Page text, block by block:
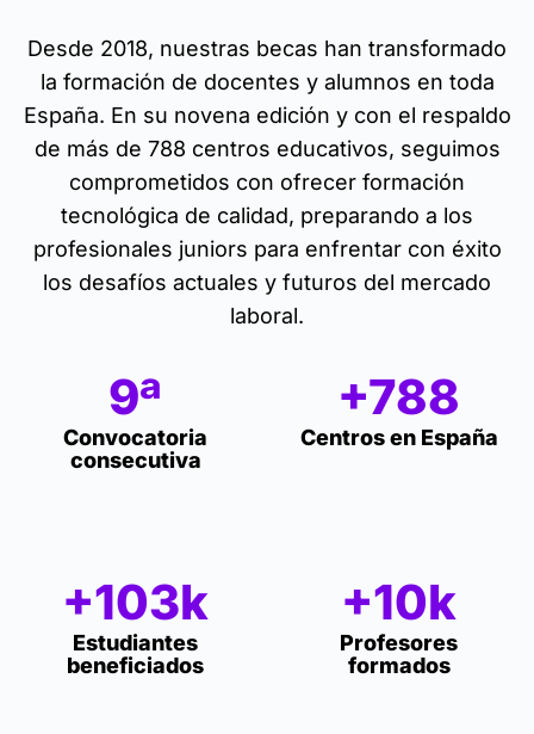
Desde 2018, nuestras becas han transformado
la formación de docentes y alumnos en toda
España. En su novena edición y con el respaldo
de más de 788 centros educativos, seguimos
comprometidos con ofrecer formación
tecnológica de calidad, preparando a los
profesionales juniors para enfrentar con éxito
los desafíos actuales y futuros del mercado
laboral.
9ª
Convocatoria
consecutiva
+788
Centros en España
+103k
Estudiantes
beneficiados
+10k
Profesores
formados